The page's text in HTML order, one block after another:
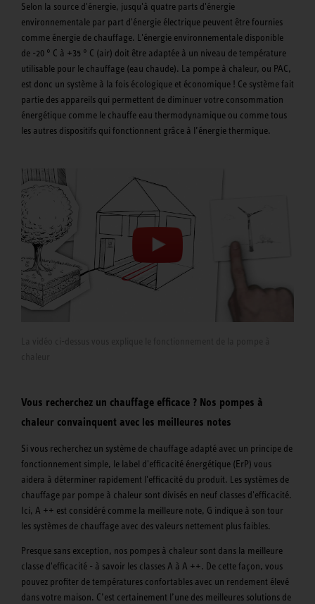
Selon la source d'énergie, jusqu'à quatre parts d'énergie
environnementale par part d'énergie électrique peuvent être fournies
comme énergie de chauffage. L'énergie environnementale disponible
de -20 ° C à +35 ° C (air) doit être adaptée à un niveau de température
utilisable pour le chauffage (eau chaude). La pompe à chaleur, ou PAC,
est donc un système à la fois écologique et économique ! Ce système fait
partie des appareils qui permettent de diminuer votre consommation
énergétique comme le chauffe eau thermodynamique ou comme tous
les autres dispositifs qui fonctionnent grâce à l’énergie thermique.
Vous recherchez un chauffage efficace ? Nos pompes à
chaleur convainquent avec les meilleures notes
Si vous recherchez un système de chauffage adapté avec un principe de
fonctionnement simple, le label d'efficacité énergétique (ErP) vous
aidera à déterminer rapidement l'efficacité du produit. Les systèmes de
chauffage par pompe à chaleur sont divisés en neuf classes d'efficacité.
Ici, A ++ est considéré comme la meilleure note, G indique à son tour
les systèmes de chauffage avec des valeurs nettement plus faibles.
Presque sans exception, nos pompes à chaleur sont dans la meilleure
classe d'efficacité - à savoir les classes A à A ++. De cette façon, vous
pouvez profiter de températures confortables avec un rendement élevé
dans votre maison. C’est certainement l’une des meilleures solutions de